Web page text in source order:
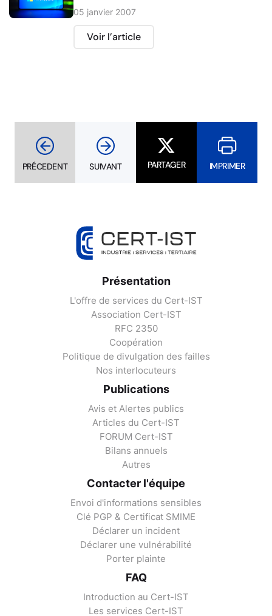
05 janvier 2007
Voir l’article
PRÉCEDENT SUIVANT PARTAGER IMPRIMER
Présentation
L'offre de services du Cert-IST
Association Cert-IST
RFC 2350
Coopération
Politique de divulgation des failles
Nos interlocuteurs
Publications
Avis et Alertes publics
Articles du Cert-IST
FORUM Cert-IST
Bilans annuels
Autres
Contacter l'équipe
Envoi d'informations sensibles
Clé PGP & Certificat SMIME
Déclarer un incident
Déclarer une vulnérabilité
Porter plainte
FAQ
Introduction au Cert-IST
Les services Cert-IST